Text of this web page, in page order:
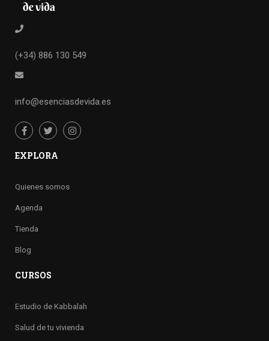
(+34) 886 130 549
info@esenciasdevida.es
EXPLORA
Quienes somos
Agenda
Tienda
Blog
CURSOS
Estudio de Kabbalah
Salud de tu vivienda